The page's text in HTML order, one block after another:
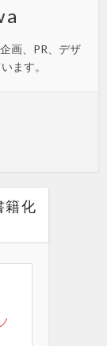
画、PR、デザ
ます。
籍化